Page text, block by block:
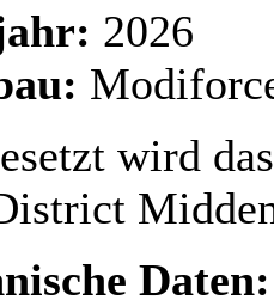
2026
wird
Daten: